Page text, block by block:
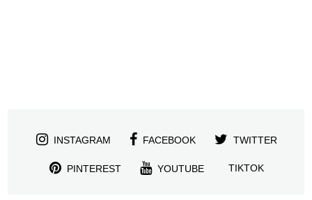
INSTAGRAM FACEBOOK TWITTER
PINTEREST YOUTUBE TIKTOK